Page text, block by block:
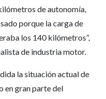
de autonomía,
porque la carga de
los 140 kilómetros”,
de industria motor.
la situación actual de
en gran parte del